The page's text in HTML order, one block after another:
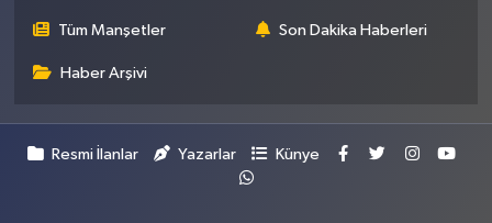
Tüm Manşetler Son Dakika Haberleri
Haber Arşivi
Resmi İlanlar Yazarlar Künye